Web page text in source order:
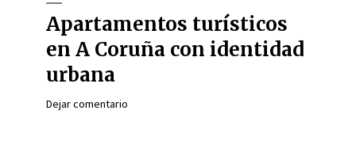
Apartamentos turísticos
en A Coruña con identidad
urbana
Dejar comentario